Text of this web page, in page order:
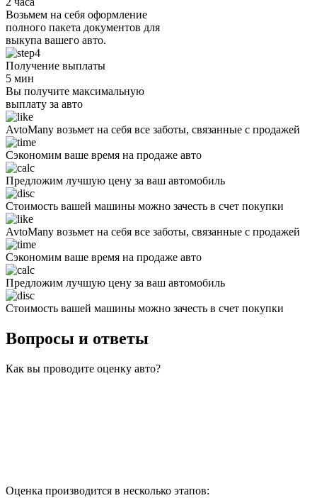
Возьмем на себя оформление
полного пакета документов для
выкупа вашего авто.
Получение выплаты
5 мин
Вы получите максимальную
выплату за авто
AvtoMany возьмет на себя все заботы, связанные с продажей
Сэкономим ваше время на продаже авто
Предложим лучшую цену за ваш автомобиль
Стоимость вашей машины можно зачесть в счет покупки
AvtoMany возьмет на себя все заботы, связанные с продажей
Сэкономим ваше время на продаже авто
Предложим лучшую цену за ваш автомобиль
Стоимость вашей машины можно зачесть в счет покупки
Вопросы и ответы
Как вы проводите оценку авто?
Оценка производится в несколько этапов: